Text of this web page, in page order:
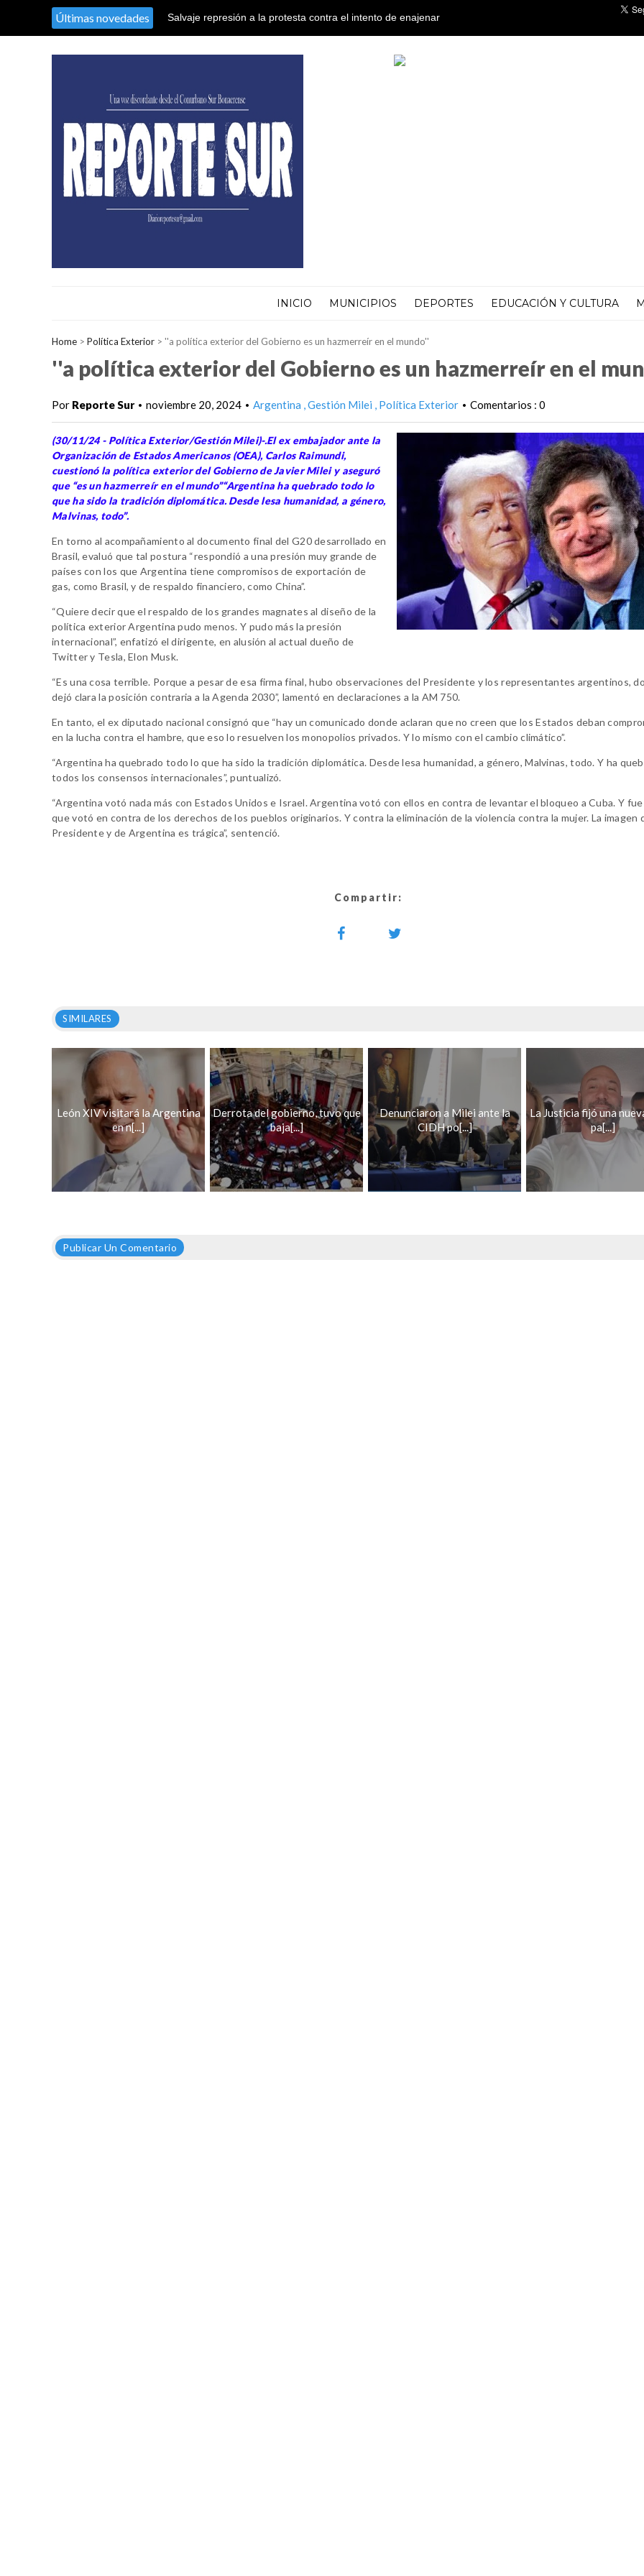
Últimas novedades
Salvaje represión a la protesta contra el intento de enajenar
INICIO MUNICIPIOS DEPORTES EDUCACIÓN Y CULTURA
Home > Política Exterior > ''a política exterior del Gobierno es un hazmerreír en el mundo''
''a política exterior del Gobierno es un hazmerreír en el
Por Reporte Sur • noviembre 20, 2024 • Argentina Gestión Milei Política Exterior • Comentarios : 0
(30/11/24 - Política Exterior/Gestión Milei)-.El ex embajador ante la
Organización de Estados Americanos (OEA), Carlos Raimundi,
cuestionó la política exterior del Gobierno de Javier Milei y aseguró
que “es un hazmerreír en el mundo”“Argentina ha quebrado todo lo
que ha sido la tradición diplomática. Desde lesa humanidad, a género,
Malvinas, todo”.
En torno al acompañamiento al documento final del G20 desarrollado en
Brasil, evaluó que tal postura “respondió a una presión muy grande de
países con los que Argentina tiene compromisos de exportación de
gas, como Brasil, y de respaldo financiero, como China”.
“Quiere decir que el respaldo de los grandes magnates al diseño de la
política exterior Argentina pudo menos. Y pudo más la presión
internacional”, enfatizó el dirigente, en alusión al actual dueño de
Twitter y Tesla, Elon Musk.
“Es una cosa terrible. Porque a pesar de esa firma final, hubo observaciones del Presidente y los representantes argentinos,
dejó clara la posición contraria a la Agenda 2030”, lamentó en declaraciones a la AM 750.
En tanto, el ex diputado nacional consignó que “hay un comunicado donde aclaran que no creen que los Estados deban
en la lucha contra el hambre, que eso lo resuelven los monopolios privados. Y lo mismo con el cambio climático”.
“Argentina ha quebrado todo lo que ha sido la tradición diplomática. Desde lesa humanidad, a género, Malvinas, todo. Y ha
todos los consensos internacionales”, puntualizó.
“Argentina votó nada más con Estados Unidos e Israel. Argentina votó con ellos en contra de levantar el bloqueo a Cuba. Y
que votó en contra de los derechos de los pueblos originarios. Y contra la eliminación de la violencia contra la mujer. La imagen
Presidente y de Argentina es trágica”, sentenció.
Compartir:
SIMILARES
León XIV visitará la Argentina
en n[...]
Derrota del gobierno, tuvo que
baja[...]
Denunciaron a Milei ante la
CIDH po[...]
La Justicia fijó una
pa[...]
Publicar Un Comentario